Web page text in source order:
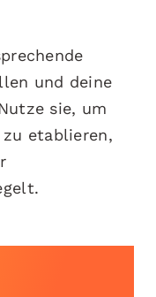
und deine
sie, um
etablieren,